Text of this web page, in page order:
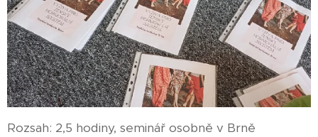
Rozsah: 2,5 hodiny, seminář osobně v Brně